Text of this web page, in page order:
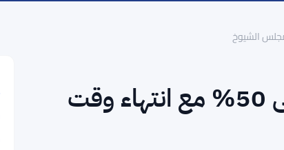
تراجع احتمالات تمرير قانون clarity إلى 50% مع انتهاء وقت